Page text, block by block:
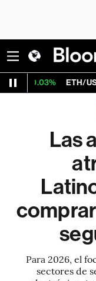
ETH/USD 1,905.393
Las
Para 2026, el
sectores de